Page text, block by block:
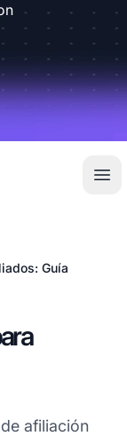
Guía
afiliación